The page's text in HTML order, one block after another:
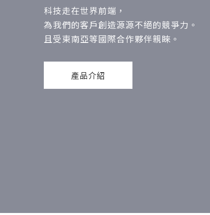
科技走在世界前端，
為我們的客戶創造源源不絕的競爭力。
且受東南亞等國際合作夥伴親睞。
產品介紹